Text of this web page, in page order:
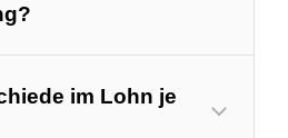
im Lohn je